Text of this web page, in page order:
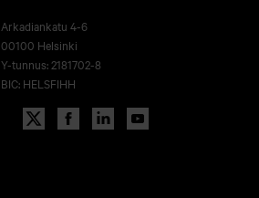
Arkadiankatu 4-6
00100 Helsinki
Y-tunnus: 2181702-8
BIC: HELSFIHH